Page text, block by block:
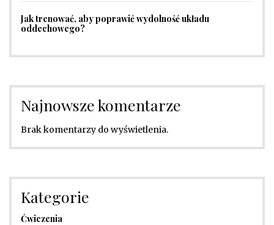
Jak trenować, aby poprawić wydolność układu
oddechowego?
Najnowsze komentarze
Brak komentarzy do wyświetlenia.
Kategorie
Ćwiczenia